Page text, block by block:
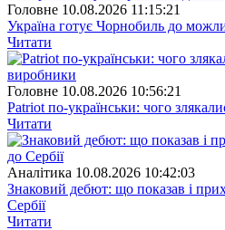
Головне 10.08.2026 11:15:21
Україна готує Чорнобиль до
Читати
Головне 10.08.2026 10:56:21
Patriot по-українськи: чого
Читати
Аналітика 10.08.2026 10:42:03
Знаковий дебют: що показав і
Сербії
Читати